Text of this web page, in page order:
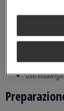
50g di speck
8 rametti
Pepe q.b.
Olio